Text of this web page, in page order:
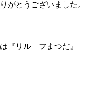
がとうございました。
『リルーフまつだ』